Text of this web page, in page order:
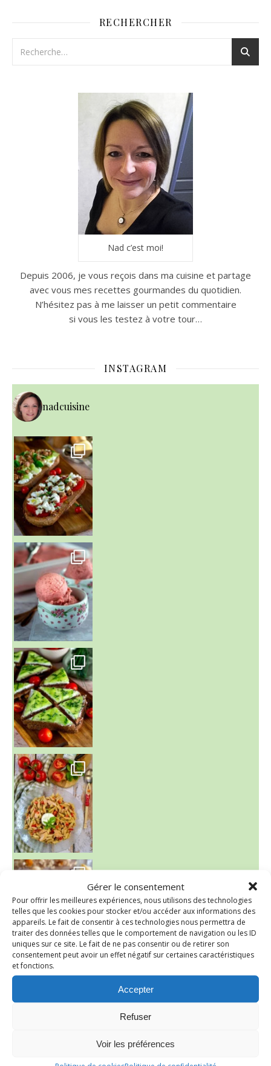
Gérer le consentement
Pour offrir les meilleures expériences, nous utilisons des technologies
telles que les cookies pour stocker et/ou accéder aux informations des
appareils. Le fait de consentir à ces technologies nous permettra de
traiter des données telles que le comportement de navigation ou les ID
uniques sur ce site. Le fait de ne pas consentir ou de retirer son
consentement peut avoir un effet négatif sur certaines caractéristiques
et fonctions.
Accepter
Refuser
Voir les préférences
RECHERCHER
Nad c’est moi!
Depuis 2006, je vous reçois dans ma cuisine et partage
avec vous mes recettes gourmandes du quotidien.
N’hésitez pas à me laisser un petit commentaire
si vous les testez à votre tour…
INSTAGRAM
nadcuisine
~ NICE CREAM À LA FRAISE ~
Presque un mois que
~ SALADE DE PÂTES AUX DEUX TOMATES THON ET BURRA
~ FINANCIERS MYRTILLES ET CITRON ~